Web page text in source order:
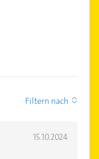
Filtern nach
15.10.2024